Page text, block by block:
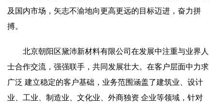
及国内市场，矢志不渝地向更高更远的目标迈进，奋力拼
搏。
北京朝阳区黛沛新材料有限公司在发展中注重与业界人
士合作交流，强强联手，共同发展壮大。在客户层面中力求
广泛 建立稳定的客户基础，业务范围涵盖了建筑业、设计
业、工业、制造业、文化业、外商独资 企业等领域，针对